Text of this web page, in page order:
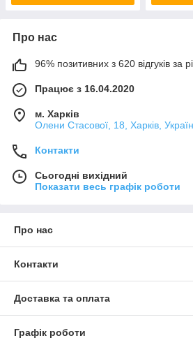
Про нас
96% позитивних з 620 відгуків за
Працює з 16.04.2020
м. Харків
Олени Стасової, 18, Харків,
Контакти
Сьогодні вихідний
Показати весь графік роботи
Про нас
Контакти
Доставка та оплата
Графік роботи